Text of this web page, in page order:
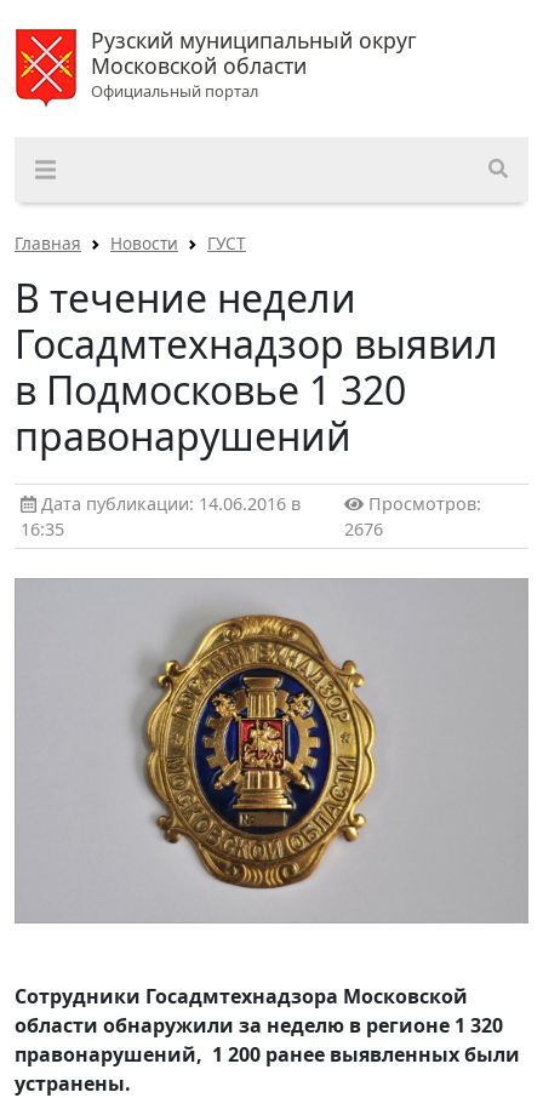
Рузский муниципальный округ
Московской области
Официальный портал
Главная Новости ГУСТ
В течение недели
Госадмтехнадзор выявил
в Подмосковье 1 320
правонарушений
Дата публикации: 14.06.2016 в
16:35
Просмотров:
2676
Сотрудники Госадмтехнадзора Московской
области обнаружили за неделю в регионе 1 320
правонарушений, 1 200 ранее выявленных были
устранены.